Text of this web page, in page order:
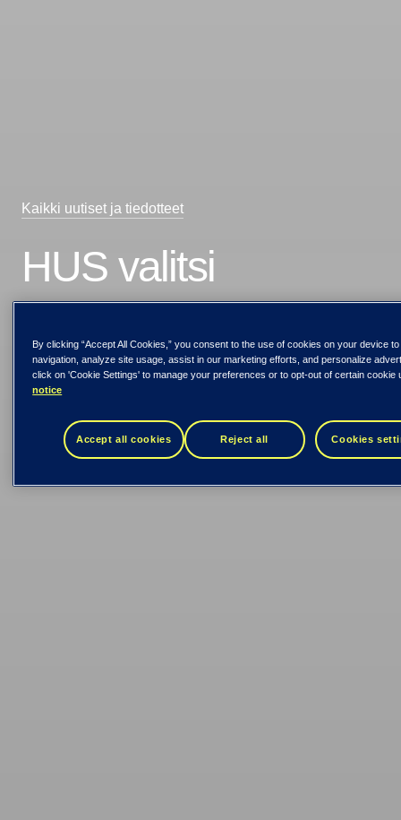
Kaikki uutiset ja tiedotteet
HUS valitsi
TietoEVRYn
kehittämään
digitaalisia
By clicking “Accept All Cookies,” you consent to the use of cookies on your device
navigation, analyze site usage, assist in our marketing efforts, and personalize
click on 'Cookie Settings' to manage your preferences or to opt-out of certain cookie
notice
Accept all cookies Reject all Cookies